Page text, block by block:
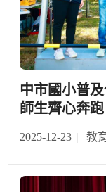
中市國小普
師生齊心奔跑
2025-12-23 教